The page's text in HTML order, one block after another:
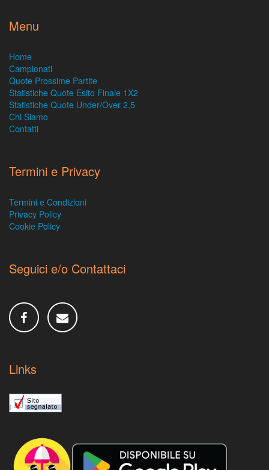
Menu
Home
Campionati
Quote Prossime Partite
Statistiche Quote Esito Finale 1X2
Statistiche Quote Under/Over 2,5
Chi Siamo
Contatti
Termini e Privacy
Termini e Condizioni
Privacy Policy
Cookie Policy
Seguici e/o Contattaci
Links